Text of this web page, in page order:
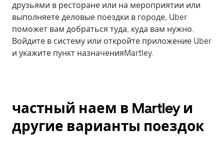
друзьями в ресторане или на мероприятии или
выполняете деловые поездки в городе, Uber
поможет вам добраться туда, куда вам нужно.
Войдите в систему или откройте приложение Uber
и укажите пункт назначенияMartley.
частный наем в Martley и
другие варианты поездок